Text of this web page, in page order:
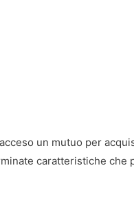
un mutuo per
caratteristiche che